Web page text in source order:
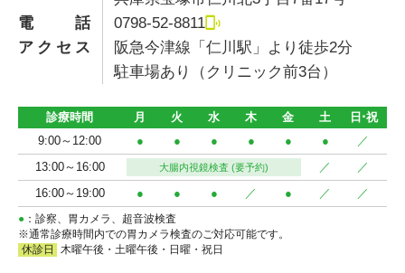
電話
0798-52-8811
アクセス
阪急今津線「仁川駅」より徒歩2分
駐車場あり（クリニック前3台）